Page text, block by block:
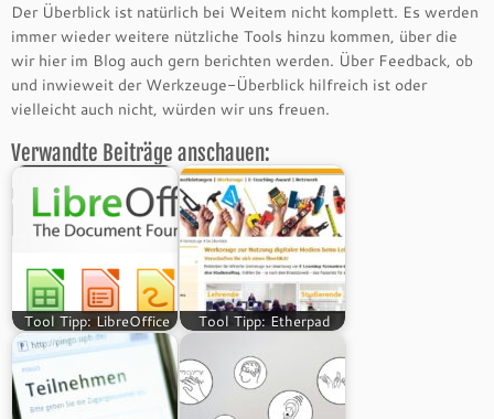
Der Überblick ist natürlich bei Weitem nicht komplett. Es werden
immer wieder weitere nützliche Tools hinzu kommen, über die
wir hier im Blog auch gern berichten werden. Über Feedback, ob
und inwieweit der Werkzeuge-Überblick hilfreich ist oder
vielleicht auch nicht, würden wir uns freuen.
Verwandte Beiträge anschauen:
Tool Tipp: LibreOffice Tool Tipp: Etherpad